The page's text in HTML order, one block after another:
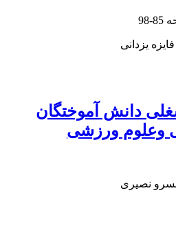
85-98
یزدانی
دانش آموختگان
وعلوم ورزشی
نصیری